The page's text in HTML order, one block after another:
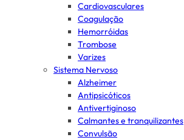
Cardiovasculares
Coagulação
Hemorróidas
Trombose
Varizes
Sistema Nervoso
Alzheimer
Antipsicóticos
Antivertiginoso
Calmantes e tranquilizantes
Convulsão